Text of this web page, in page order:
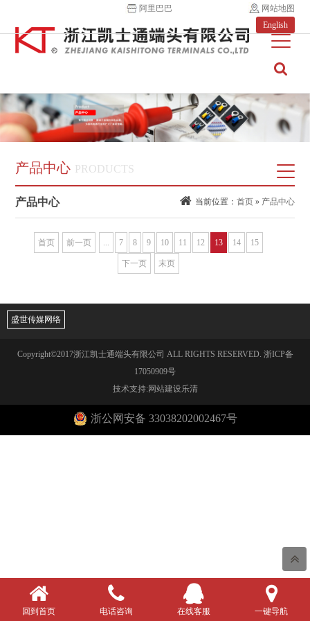
网站地图
阿里巴巴
English
产品中心 PRODUCTS
产品中心 当前位置： 首页 » 产品中心
首页 前一页 ... 7 8 9 10 11 12 13 14 15
下一页 末页
盛世传媒网络
Copyright©2017浙江凯士通端头有限公司 ALL RIGHTS RESERVED. 浙ICP备
17050909号
技术支持:网站建设乐清
浙公网安备 33038202002467号
回到首页 电话咨询 在线客服 一键导航